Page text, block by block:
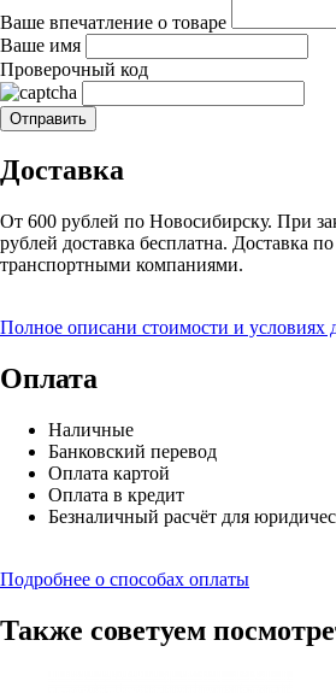
Ваше впечатление о товаре
Ваше имя
Проверочный код
Доставка
От 600 рублей по Новосибирску. При
рублей доставка бесплатна. Доставка
транспортными компаниями.
Полное описани стоимости и условиях
Оплата
Наличные
Банковский перевод
Оплата картой
Оплата в кредит
Безналичный расчёт для
Подробнее о способах оплаты
Также советуем